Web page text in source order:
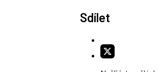
Sdílet